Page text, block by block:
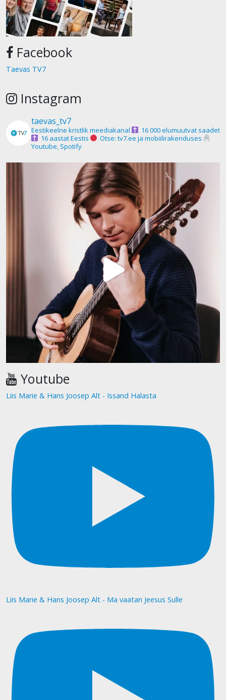
Facebook
Taevas TV7
Instagram
taevas_tv7
Eestikeelne kristlik meediakanal
16 000 elumuutvat saadet
16 aastat Eestis
Otse: tv7.ee ja mobiilirakenduses
Youtube, Spotify
Youtube
Liis Marie & Hans Joosep Alt - Issand Halasta
Liis Marie & Hans Joosep Alt - Ma vaatan Jeesus Sulle